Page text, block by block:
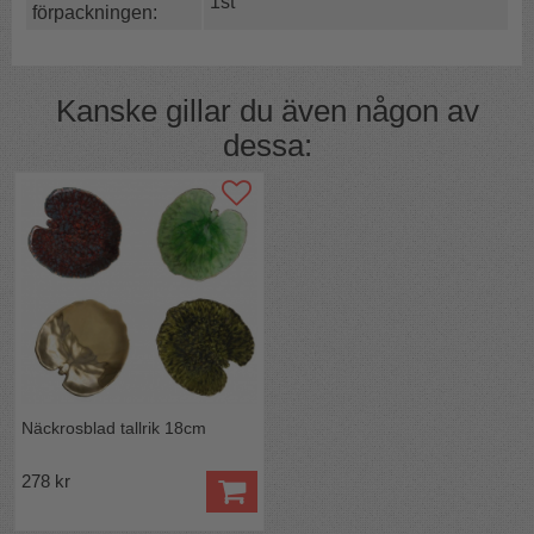
förpackningen:
Kanske gillar du även någon av
dessa:
Näckrosblad tallrik 18cm
278 kr